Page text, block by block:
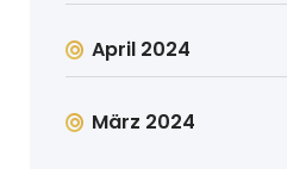
April 2024
März 2024